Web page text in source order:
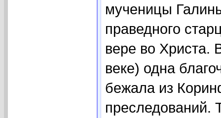
мученицы
праведного
вере во Христа.
веке) одна
бежала из
преследований.